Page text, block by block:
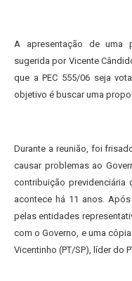
A apresentação de uma
sugerida por Vicente
que a PEC 555/06 seja
objetivo é buscar uma
Durante a reunião, foi
causar problemas ao
contribuição previdenciária
acontece há 11 anos.
pelas entidades
com o Governo, e uma
Vicentinho (PT/SP), líder do